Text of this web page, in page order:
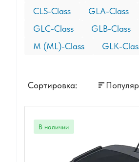
CLS-Class
GLA-Class
GLC-Class
GLB-Class
M (ML)-Class
GLK-
Сортировка: